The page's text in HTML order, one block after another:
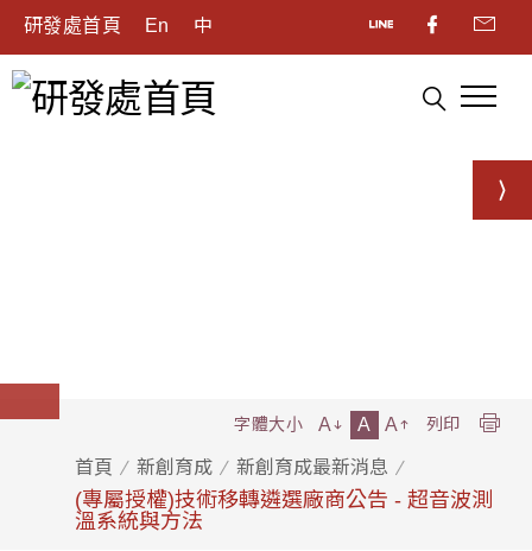
研發處首頁 En 中
首頁 新創育成 新創育成最新消息
(專屬授權)技術移轉遴選廠商公告 - 超音波測
溫系統與方法
字體大小 A A A 列印